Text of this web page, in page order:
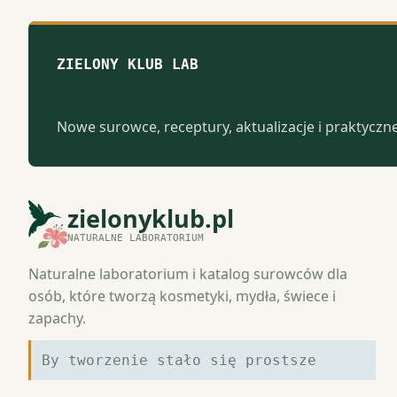
ZIELONY KLUB LAB
Nowe surowce, receptury, aktualizacje i
zielonyklub.pl
NATURALNE LABORATORIUM
Naturalne laboratorium i katalog surowców dla
osób, które tworzą kosmetyki, mydła, świece i
zapachy.
By tworzenie stało się prostsze